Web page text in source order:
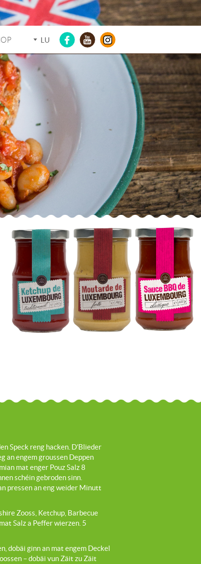
LU
Speck reng hacken. D’Blieder
an engem groussen Deppen
mat enger Pouz Salz 8
schéin gebroden sinn.
pressen an eng weider Minutt
Zooss, Ketchup, Barbecue
Salz a Peffer wierzen. 5
dobäi ginn an mat engem Deckel
– dobäi vun Zäit zu Zäit